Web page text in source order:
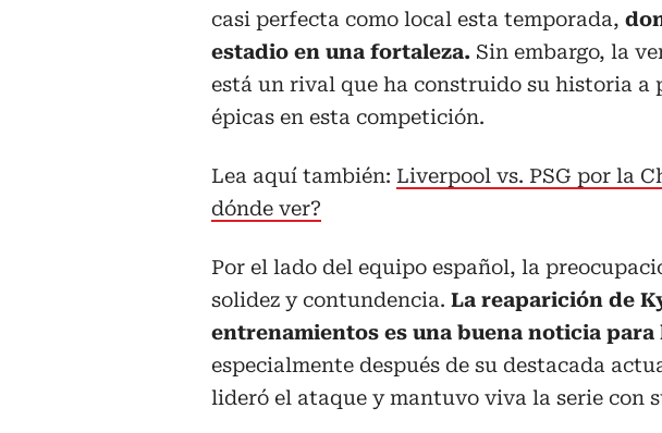
casi perfecta como local esta temporada,
estadio en una fortaleza. Sin embargo, la
está un rival que ha construido su historia a
épicas en esta competición.
Lea aquí también: Liverpool vs. PSG por la
dónde ver?
Por el lado del equipo español, la
solidez y contundencia. La reaparición de
entrenamientos es una buena noticia para
especialmente después de su destacada
lideró el ataque y mantuvo viva la serie con